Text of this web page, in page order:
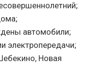
автомобили;
электропередачи;
Новая